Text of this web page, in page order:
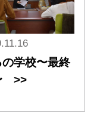
の学校〜最終
>>